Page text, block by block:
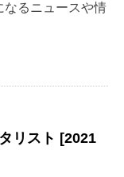
なるニュースや情
リスト [2021